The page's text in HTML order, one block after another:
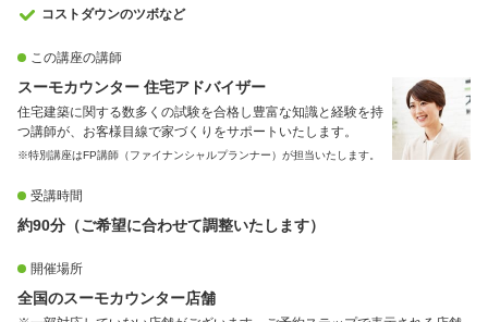
コストダウンのツボなど
この講座の講師
スーモカウンター 住宅アドバイザー
住宅建築に関する数多くの試験を合格し豊富な知識と経験を持
つ講師が、お客様目線で家づくりをサポートいたします。
※特別講座はFP講師（ファイナンシャルプランナー）が担当いたします。
受講時間
約90分（ご希望に合わせて調整いたします）
開催場所
全国のスーモカウンター店舗